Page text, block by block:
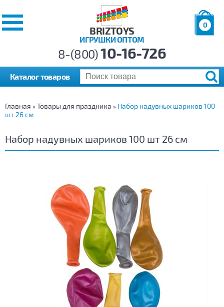
BRIZTOYS
ИГРУШКИ ОПТОМ
0
р.
8-(800)10-16-726
Каталог товаров
Главная » Товары для праздника » Набор надувных шариков 100
шт 26 см
Набор надувных шариков 100 шт 26 см